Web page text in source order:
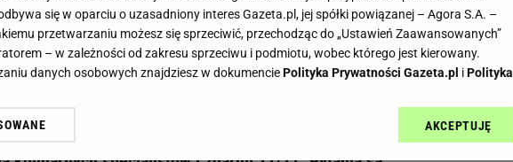
Jeśli znasz się na makaronach, to zdobędziesz łatwy komplet - Gazeta.pl I Haps.pl
Jeśli znasz się na
łatwy komplet
Wiesz, jaki kształt ma cannelloni? Dwa punkty masz
się w oparciu o uzasadniony interes Gazeta.pl, jej spółki powiązanej – Agora S.A. –
przetwarzaniu możesz się sprzeciwić, przechodząc do „Ustawień Zaawansowanych”
– w zależności od zakresu sprzeciwu i podmiotu, wobec którego jest kierowany.
danych osobowych znajdziesz w dokumenciePolityka Prywatności Gazeta.pl iPolityka
też zgodę na zainstalowanie i przechowywanie plików cookie Gazeta.pl sp. z o.o., jej
AKCEPTUJĘ